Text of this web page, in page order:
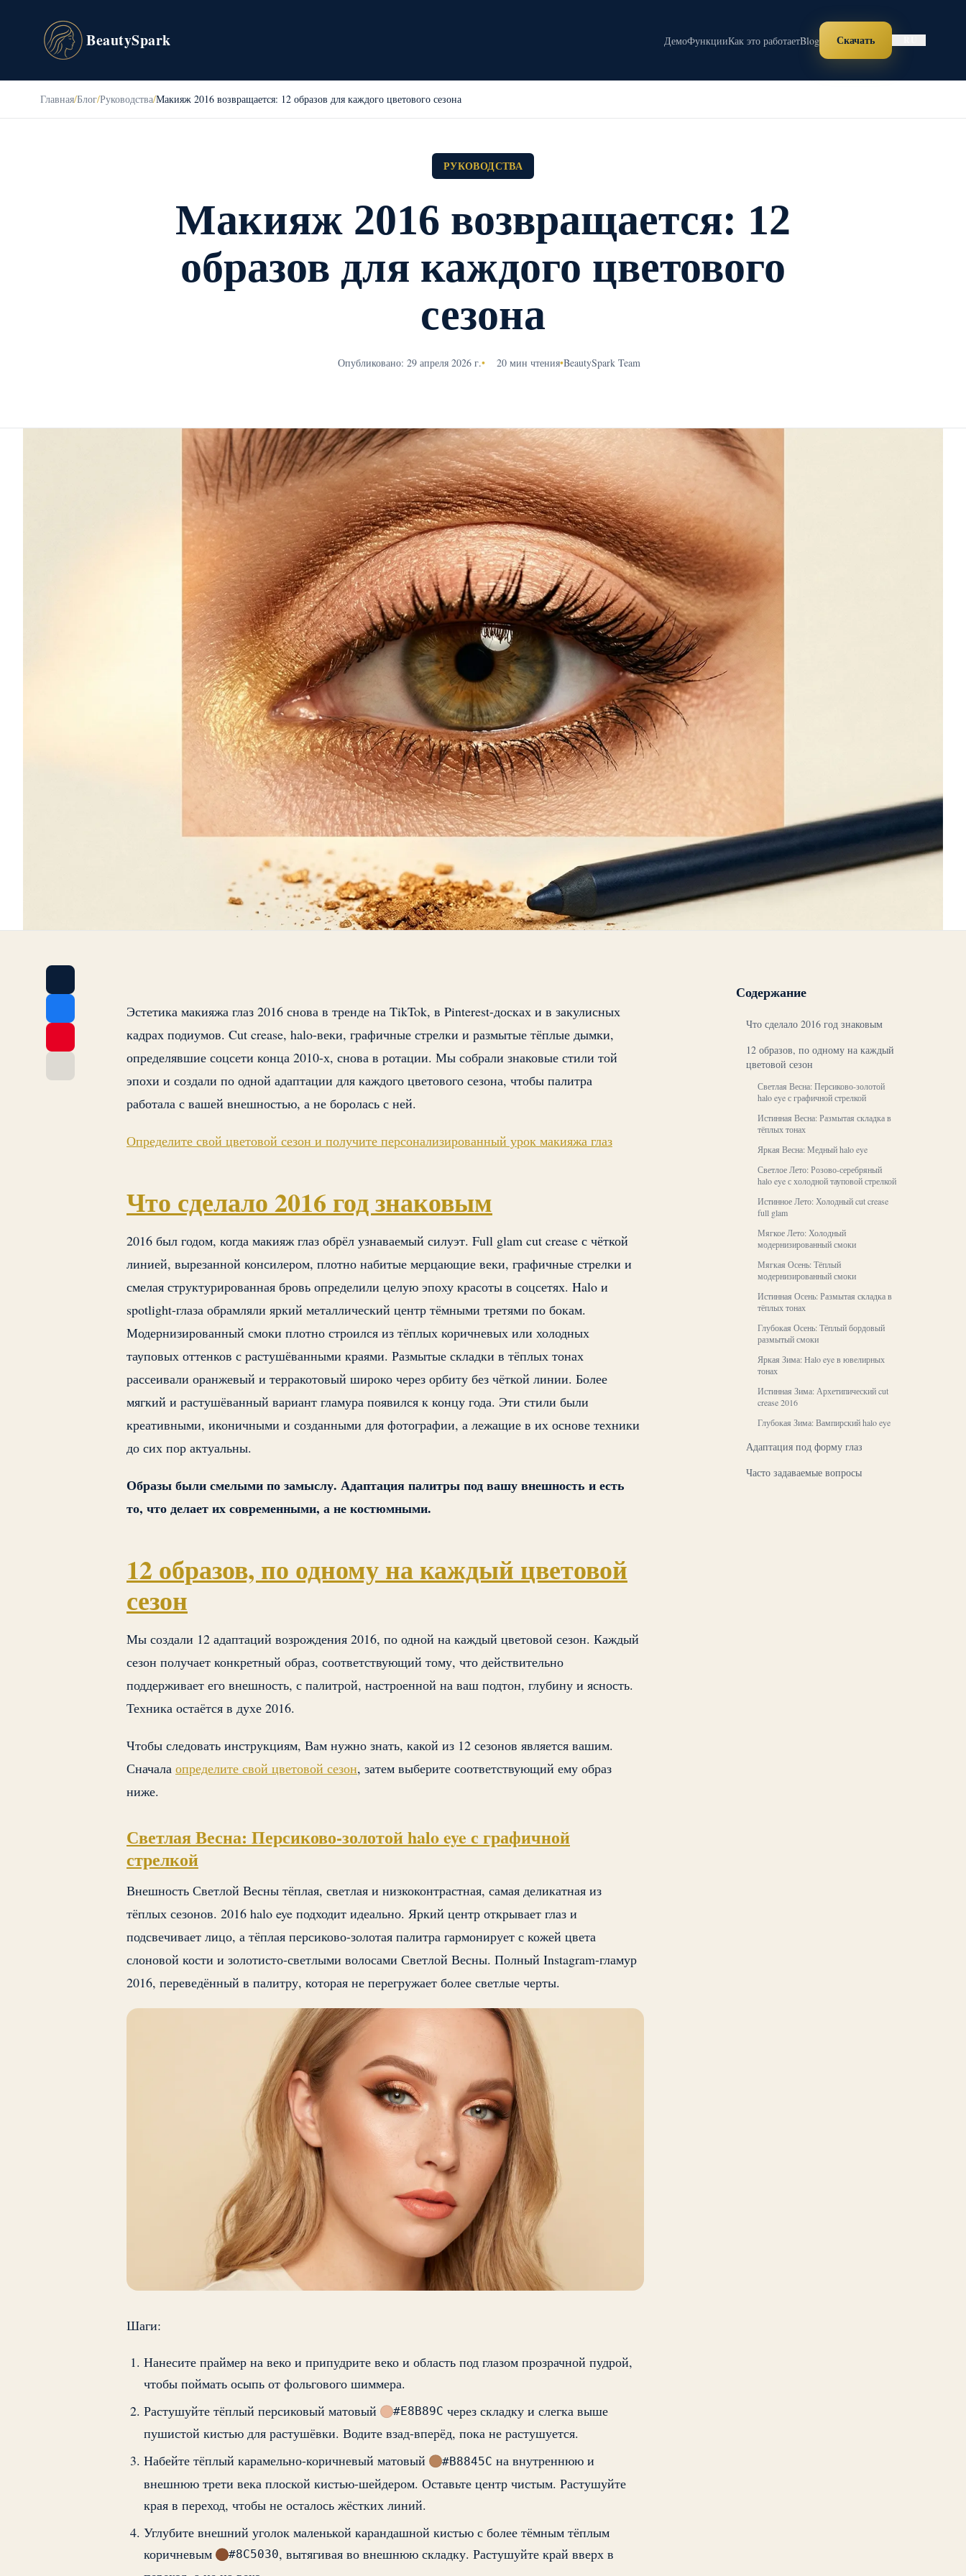
BeautySpark ДемоФункцииКак это работаетBlog Скачать
Главная/Блог/Руководства/Макияж 2016 возвращается: 12 образов для каждого цветового сезона
РУКОВОДСТВА
Макияж 2016 возвращается: 12
образов для каждого цветового
сезона
Опубликовано: 29 апреля 2026 г.• 20 мин чтения•BeautySpark Team
Эстетика макияжа глаз 2016 снова в тренде на TikTok, в Pinterest-досках и в закулисных
кадрах подиумов. Cut crease, halo-веки, графичные стрелки и размытые тёплые дымки,
определявшие соцсети конца 2010-х, снова в ротации. Мы собрали знаковые стили той
эпохи и создали по одной адаптации для каждого цветового сезона, чтобы палитра
работала с вашей внешностью, а не боролась с ней.
Определите свой цветовой сезон и получите персонализированный урок макияжа глаз
Что сделало 2016 год знаковым
2016 был годом, когда макияж глаз обрёл узнаваемый силуэт. Full glam cut crease с чёткой
линией, вырезанной консилером, плотно набитые мерцающие веки, графичные стрелки и
смелая структурированная бровь определили целую эпоху красоты в соцсетях. Halo и
spotlight-глаза обрамляли яркий металлический центр тёмными третями по бокам.
Модернизированный смоки плотно строился из тёплых коричневых или холодных
тауповых оттенков с растушёванными краями. Размытые складки в тёплых тонах
рассеивали оранжевый и терракотовый широко через орбиту без чёткой линии. Более
мягкий и растушёванный вариант гламура появился к концу года. Эти стили были
креативными, иконичными и созданными для фотографии, а лежащие в их основе техники
до сих пор актуальны.
Образы были смелыми по замыслу. Адаптация палитры под вашу внешность и есть
то, что делает их современными, а не костюмными.
12 образов, по одному на каждый цветовой
сезон
Мы создали 12 адаптаций возрождения 2016, по одной на каждый цветовой сезон. Каждый
сезон получает конкретный образ, соответствующий тому, что действительно
поддерживает его внешность, с палитрой, настроенной на ваш подтон, глубину и ясность.
Техника остаётся в духе 2016.
Чтобы следовать инструкциям, Вам нужно знать, какой из 12 сезонов является вашим.
Сначала определите свой цветовой сезон, затем выберите соответствующий ему образ
ниже.
Светлая Весна: Персиково-золотой halo eye с графичной
стрелкой
Внешность Светлой Весны тёплая, светлая и низкоконтрастная, самая деликатная из
тёплых сезонов. 2016 halo eye подходит идеально. Яркий центр открывает глаз и
подсвечивает лицо, а тёплая персиково-золотая палитра гармонирует с кожей цвета
слоновой кости и золотисто-светлыми волосами Светлой Весны. Полный Instagram-гламур
2016, переведённый в палитру, которая не перегружает более светлые черты.
Шаги:
Нанесите праймер на веко и припудрите веко и область под глазом прозрачной пудрой,
чтобы поймать осыпь от фольгового шиммера.
Растушуйте тёплый персиковый матовый
#E8B89C через складку и слегка выше
пушистой кистью для растушёвки. Водите взад-вперёд, пока не растушуется.
Набейте тёплый карамельно-коричневый матовый
#B8845C на внутреннюю и
внешнюю трети века плоской кистью-шейдером. Оставьте центр чистым. Растушуйте
края в переход, чтобы не осталось жёстких линий.
Углубите внешний уголок маленькой карандашной кистью с более тёмным тёплым
коричневым
#8C5030, вытягивая во внешнюю складку. Растушуйте край вверх в
Содержание
Что сделало 2016 год знаковым
12 образов, по одному на каждый
цветовой сезон
Светлая Весна: Персиково-золотой
halo eye с графичной стрелкой
Истинная Весна: Размытая складка в
тёплых тонах
Яркая Весна: Медный halo eye
Светлое Лето: Розово-серебряный
halo eye с холодной тауповой стрелкой
Истинное Лето: Холодный cut crease
full glam
Мягкое Лето: Холодный
модернизированный смоки
Мягкая Осень: Тёплый
модернизированный смоки
Истинная Осень: Размытая складка в
тёплых тонах
Глубокая Осень: Тёплый бордовый
размытый смоки
Яркая Зима: Halo eye в ювелирных
тонах
Истинная Зима: Архетипический cut
crease 2016
Глубокая Зима: Вампирский halo eye
Адаптация под форму глаз
Часто задаваемые вопросы